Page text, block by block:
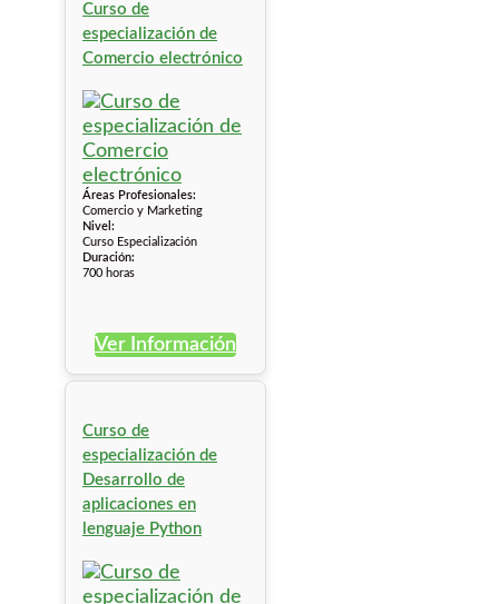
Curso de
especialización de
Comercio electrónico
Áreas Profesionales:
Comercio y Marketing
Nivel:
Curso Especialización
Duración:
700 horas
Ver Información
Curso de
especialización de
Desarrollo de
aplicaciones en
lenguaje Python